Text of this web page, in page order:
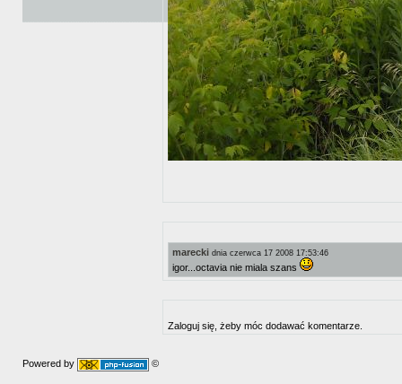
marecki dnia czerwca 17 2008 17:53:46
igor...octavia nie miala szans
Zaloguj się, żeby móc dodawać komentarze.
Powered by ©